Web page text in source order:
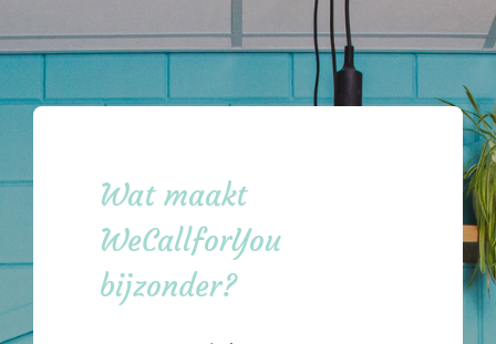
Wat maakt
WeCallforYou
bijzonder?